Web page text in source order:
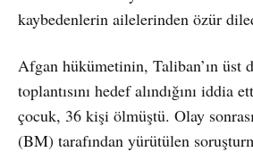
kaybedenlerin ailelerinden özür
Afgan hükümetinin, Taliban’ın üst
toplantısını hedef alındığını iddia
çocuk, 36 kişi ölmüştü. Olay
(BM) tarafından yürütülen